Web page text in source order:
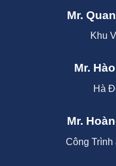
Mr.
Khu
Mr.
Hà
Mr.
Công Trình